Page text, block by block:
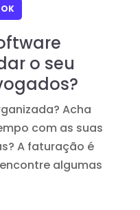
o seu
Acha
com as suas
A faturação é
algumas